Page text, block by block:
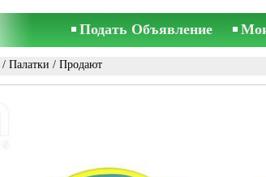
Подать Объявление
/ Палатки / Продают